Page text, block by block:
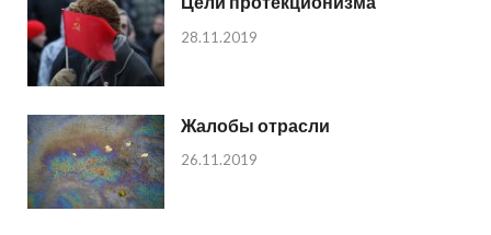
28.11.2019
Жалобы отрасли
26.11.2019